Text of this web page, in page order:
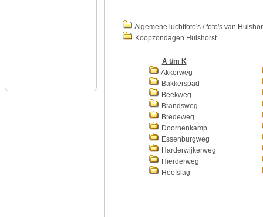
Algemene luchtfoto's / foto's van
Koopzondagen Hulshorst
A t/m K
Akkerweg
Bakkerspad
Beekweg
Brandsweg
Bredeweg
Doornenkamp
Essenburgweg
Harderwijkerweg
Hierderweg
Hoefslag